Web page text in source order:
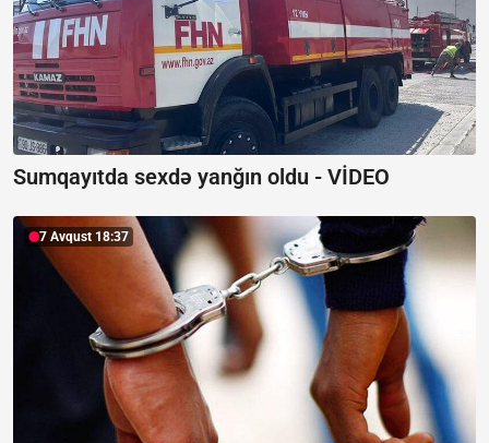
Sumqayıtda sexdə yanğın oldu - VİDEO
7 Avqust 18:37